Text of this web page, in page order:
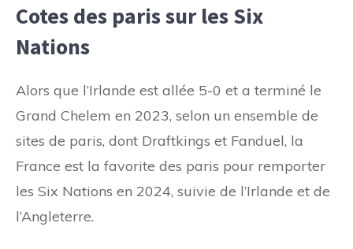
Cotes des paris sur les Six
Nations
Alors que l’Irlande est allée 5-0 et a terminé le
Grand Chelem en 2023, selon un ensemble de
sites de paris, dont Draftkings et Fanduel, la
France est la favorite des paris pour remporter
les Six Nations en 2024, suivie de l’Irlande et de
l’Angleterre.